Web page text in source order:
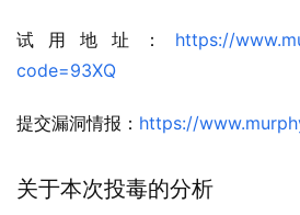
试用地址： https://
code=93XQ
提交漏洞情报： https://
关于本次投毒的分析